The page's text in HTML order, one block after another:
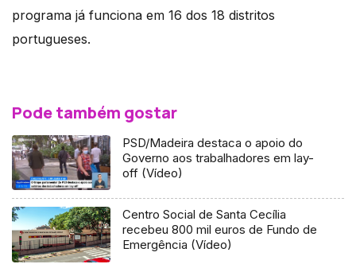
programa já funciona em 16 dos 18 distritos
portugueses.
Pode também gostar
PSD/Madeira destaca o apoio do
Governo aos trabalhadores em lay-
off (Vídeo)
Centro Social de Santa Cecília
recebeu 800 mil euros de Fundo de
Emergência (Vídeo)